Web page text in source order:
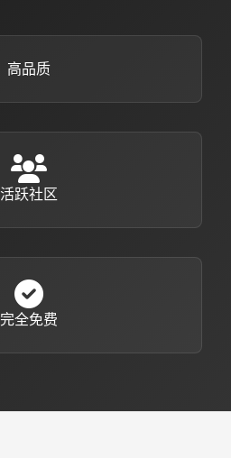
高品质
活跃社区
完全免费